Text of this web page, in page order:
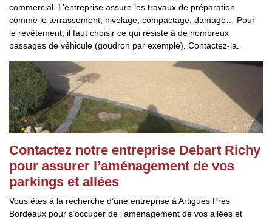
commercial. L’entreprise assure les travaux de préparation
comme le terrassement, nivelage, compactage, damage… Pour
le revêtement, il faut choisir ce qui résiste à de nombreux
passages de véhicule (goudron par exemple). Contactez-la.
Contactez notre entreprise Debart Richy
pour assurer l’aménagement de vos
parkings et allées
Vous êtes à la recherche d’une entreprise à Artigues Pres
Bordeaux pour s’occuper de l’aménagement de vos allées et